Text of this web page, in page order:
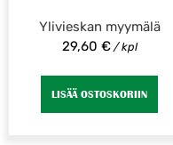
Ylivieskan myymälä
29,60 €/ kpl
LISÄÄ OSTOSKORIIN